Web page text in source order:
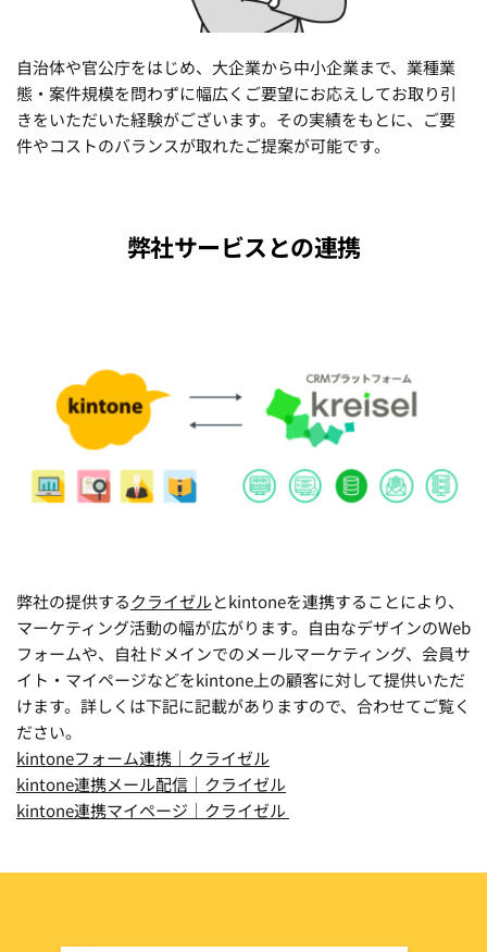
自治体や官公庁をはじめ、大企業から中小企業まで、業種業
態・案件規模を問わずに幅広くご要望にお応えしてお取り引
きをいただいた経験がございます。その実績をもとに、ご要
件やコストのバランスが取れたご提案が可能です。
弊社サービスとの連携
弊社の提供するクライゼルとkintoneを連携することにより、
マーケティング活動の幅が広がります。自由なデザインのWeb
フォームや、自社ドメインでのメールマーケティング、会員サ
イト・マイページなどをkintone上の顧客に対して提供いただ
けます。詳しくは下記に記載がありますので、合わせてご覧く
ださい。
kintoneフォーム連携｜クライゼル
kintone連携メール配信｜クライゼル
kintone連携マイページ｜クライゼル